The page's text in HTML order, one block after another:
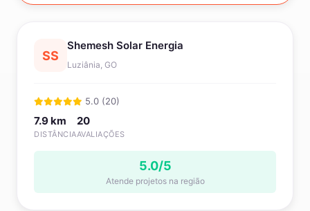
SS
Shemesh Solar Energia
Luziânia, GO
5.0 (20)
7.9 km
DISTÂNCIA
20
AVALIAÇÕES
5.0/5
Atende projetos na região